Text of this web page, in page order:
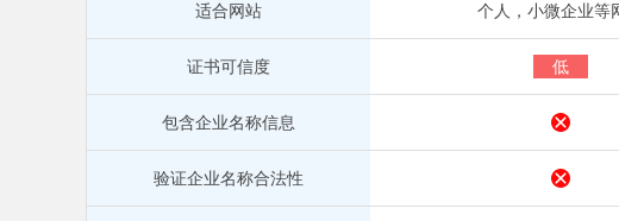
适合网站 个人，小微企业等
证书可信度 低
包含企业名称信息
验证企业名称合法性